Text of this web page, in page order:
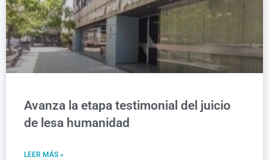
Avanza la etapa testimonial del juicio
de lesa humanidad
LEER MÁS »